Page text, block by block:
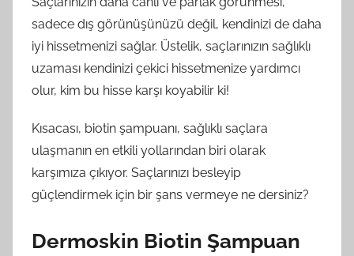
sadece dış görünüşünüzü değil, kendinizi de daha
iyi hissetmenizi sağlar. Üstelik, saçlarınızın sağlıklı
uzaması kendinizi çekici hissetmenize yardımcı
olur, kim bu hisse karşı koyabilir ki!
Kısacası, biotin şampuanı, sağlıklı saçlara
ulaşmanın en etkili yollarından biri olarak
karşımıza çıkıyor. Saçlarınızı besleyip
güçlendirmek için bir şans vermeye ne dersiniz?
Dermoskin Biotin Şampuan